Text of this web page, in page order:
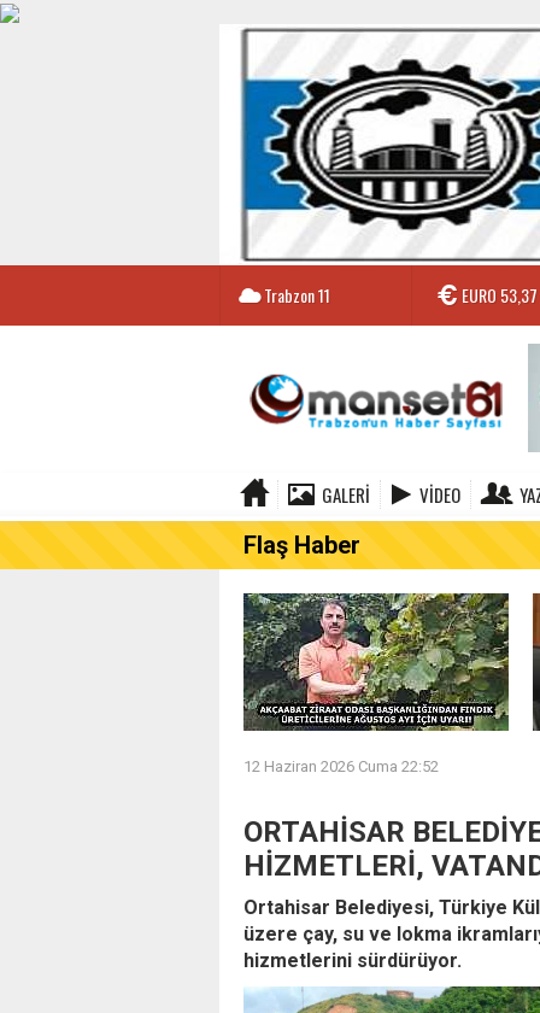
Trabzon11 EURO53,37
GALERI VIDEO
Flaş Haber
AKÇAABAT ZİRAAT ODASI
12 Haziran 2026 Cuma 22:52
ORTAHİSAR
HİZMETLERİ,
Ortahisar Belediyesi, Türkiye
üzere çay, su ve lokma
hizmetlerini sürdürüyor.